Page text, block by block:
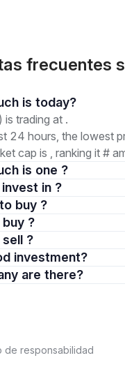
frecuentes
1. How much is today?
is trading at .
24 hours, the lowest
cap is , ranking it #
is one ?
invest in ?
to buy ?
buy ?
sell ?
investment?
8. How many are there?
de responsabilidad